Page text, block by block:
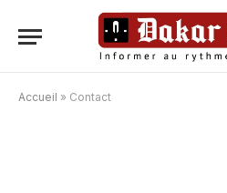
Accueil » Contact